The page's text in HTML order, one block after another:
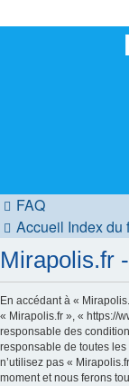
FAQ
Accueil Index du
Mirapolis.fr
En accédant à «
« Mirapolis.fr », « https://
responsable des
responsable de toutes
n’utilisez pas «
moment et nous ferons